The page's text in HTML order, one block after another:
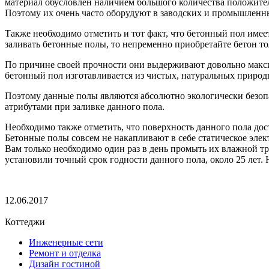
Поэтому их очень часто оборудуют в заводских и
Также необходимо отметить и тот факт, что бетонный пол
заливать бетонные полы, то непременно приобретайте бетон
По причине своей прочности они выдерживают довольно
бетонный пол изготавливается из чистых, натуральных
Поэтому данные полы являются абсолютно экологически
атрибутами при заливке данного пола.
Необходимо также отметить, что поверхность данного пола
Бетонные полы совсем не накапливают в себе статическое
Вам только необходимо один раз в день промыть их влажной
установили точный срок годности данного пола, около 25
12.06.2017
Коттеджи
Инженерные сети
Ремонт и отделка
Дизайн гостиной